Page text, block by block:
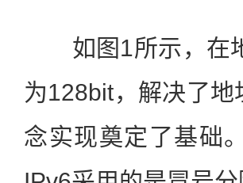
如图1所示，在地
为128bit，解决了
念实现奠定了基础